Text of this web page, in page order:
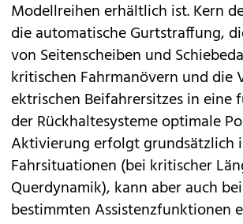
Modellreihen erhältlich ist. Kern
die automatische Gurtstraffung,
von Seitenscheiben und
kritischen Fahrmanövern und die
ektrischen Beifahrersitzes in eine
der Rückhaltesysteme optimale
Aktivierung erfolgt grundsätzlich
Fahrsituationen (bei kritischer
Querdynamik), kann aber auch
bestimmten Assistenzfunktionen